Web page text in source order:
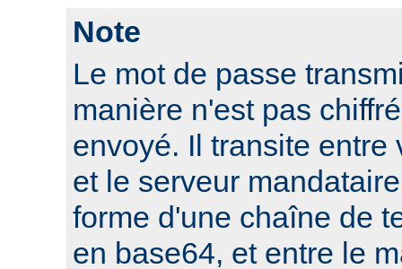
Note
Le mot de passe
manière n'est pas
envoyé. Il transite entre
et le serveur
forme d'une chaîne de
en base64, et entre le